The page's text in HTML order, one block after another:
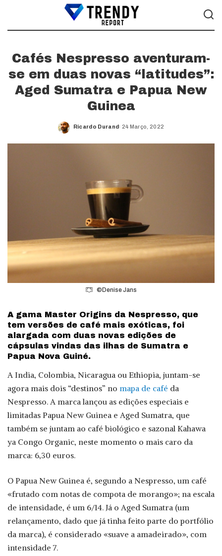
Cafés Nespresso aventuram-
se em duas novas “latitudes”:
Aged Sumatra e Papua New
Guinea
Posted
Ricardo Durand 24 Março, 2022
©Denise Jans
A gama Master Origins da Nespresso, que
tem versões de café mais exóticas, foi
alargada com duas novas edições de
cápsulas vindas das ilhas de Sumatra e
Papua Nova Guiné.
A India, Colombia, Nicaragua ou Ethiopia, juntam-se
agora mais dois “destinos” no mapa de café da
Nespresso. A marca lançou as edições especiais e
limitadas Papua New Guinea e Aged Sumatra, que
também se juntam ao café biológico e sazonal Kahawa
ya Congo Organic, neste momento o mais caro da
marca: 6,30 euros.
O Papua New Guinea é, segundo a Nespresso, um café
«frutado com notas de compota de morango»; na escala
de intensidade, é um 6/14. Já o Aged Sumatra (um
relançamento, dado que já tinha feito parte do portfólio
da marca), é considerado «suave a amadeirado», com
intensidade 7.